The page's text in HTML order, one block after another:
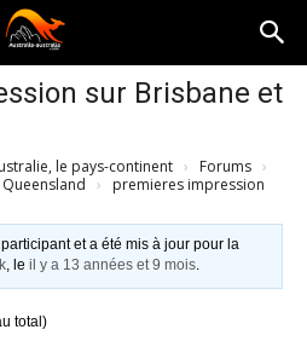
sur Brisbane et
le pays-continent › Forums ›
›
premieres impression
et a été mis à jour pour la
, leil y a 13 années et 9 mois.
total)